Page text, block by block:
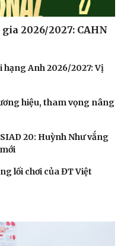
2026/2027: CAHN
Anh 2026/2027: Vị
hiệu, tham vọng nâng
20: Huỳnh Như vắng
lối chơi của ĐT Việt